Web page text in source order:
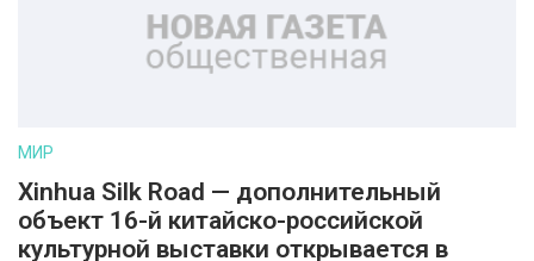
МИР
Xinhua Silk Road — дополнительный
объект 16-й китайско-российской
культурной выставки открывается в